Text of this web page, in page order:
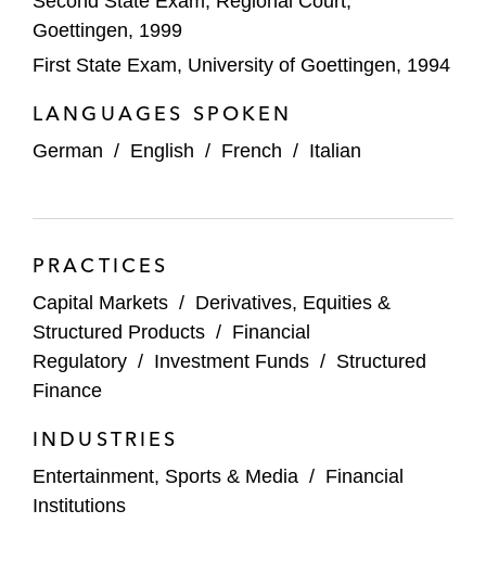
Goettingen, 1999
First State Exam, University of Goettingen, 1994
LANGUAGES SPOKEN
German / English / French / Italian
PRACTICES
Capital Markets / Derivatives, Equities &
Structured Products / Financial
Regulatory / Investment Funds / Structured
Finance
INDUSTRIES
Entertainment, Sports & Media / Financial
Institutions